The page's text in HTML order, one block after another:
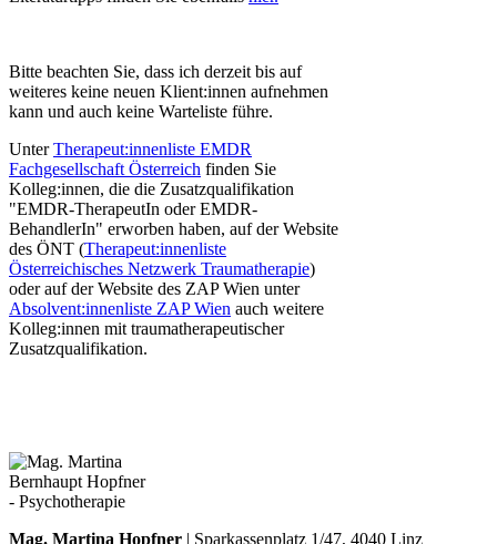
Bitte beachten Sie, dass ich derzeit bis auf
weiteres keine neuen Klient:innen aufnehmen
kann und auch keine Warteliste führe.
UnterTherapeut:innenliste EMDR
Fachgesellschaft Österreich finden Sie
Kolleg:innen, die die Zusatzqualifikation
"EMDR-TherapeutIn oder EMDR-
BehandlerIn" erworben haben, auf der Website
des ÖNT (Therapeut:innenliste
Österreichisches Netzwerk Traumatherapie)
oder auf der Website des ZAP Wien unter
Absolvent:innenliste ZAP Wien auch weitere
Kolleg:innen mit traumatherapeutischer
Zusatzqualifikation.
Mag. Martina Hopfner | Sparkassenplatz 1/47, 4040 Linz